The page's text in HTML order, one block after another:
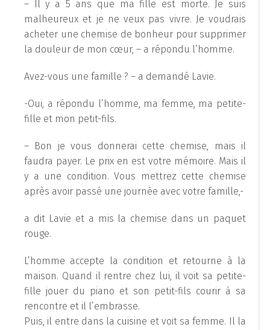
– Il y a 5 ans que ma fille est morte. Je suis
malheureux et je ne veux pas vivre. Je voudrais
acheter une chemise de bonheur pour supprimer
la douleur de mon cœur, – a répondu l’homme.
Avez-vous une famille ? – a demandé Lavie.
-Oui, a répondu l’homme, ma femme, ma petite-
fille et mon petit-fils.
– Bon je vous donnerai cette chemise, mais il
faudra payer. Le prix en est votre mémoire. Mais il
y a une condition. Vous mettrez cette chemise
après avoir passé une journée avec votre famille,-
a dit Lavie et a mis la chemise dans un paquet
rouge.
L’homme accepte la condition et retourne à la
maison. Quand il rentre chez lui, il voit sa petite-
fille jouer du piano et son petit-fils courir à sa
rencontre et il l’embrasse.
Puis, il entre dans la cuisine et voit sa femme. Il la